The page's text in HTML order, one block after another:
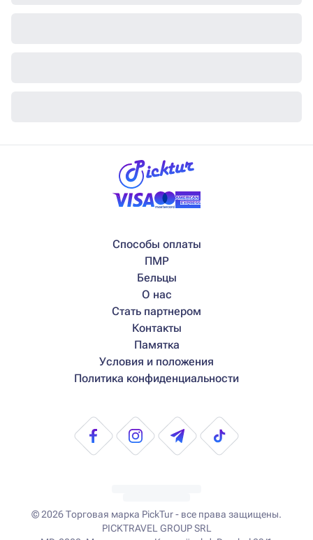
Способы оплаты
ПМР
Бельцы
О нас
Стать партнером
Контакты
Памятка
Условия и положения
Политика конфиденциальности
© 2026Торговая марка PickTur - все права защищены.
PICKTRAVEL GROUP SRL